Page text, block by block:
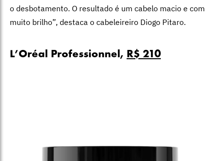
o desbotamento. O resultado é um cabelo macio e com
muito brilho”, destaca o cabeleireiro Diogo Pitaro.
L’Oréal Professionnel, R$ 210